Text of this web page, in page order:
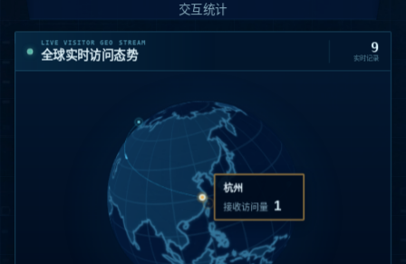
交互统计
LIVE VISITOR GEO STREAM
全球实时访问态势 9
实时记录
杭州
接收访问量 1
08-08
15:40:10
saharaflowdata.com
08-08
13:43:17 美国 ·
207.46.13.83
saharaflowdata.com /sitemap.xml